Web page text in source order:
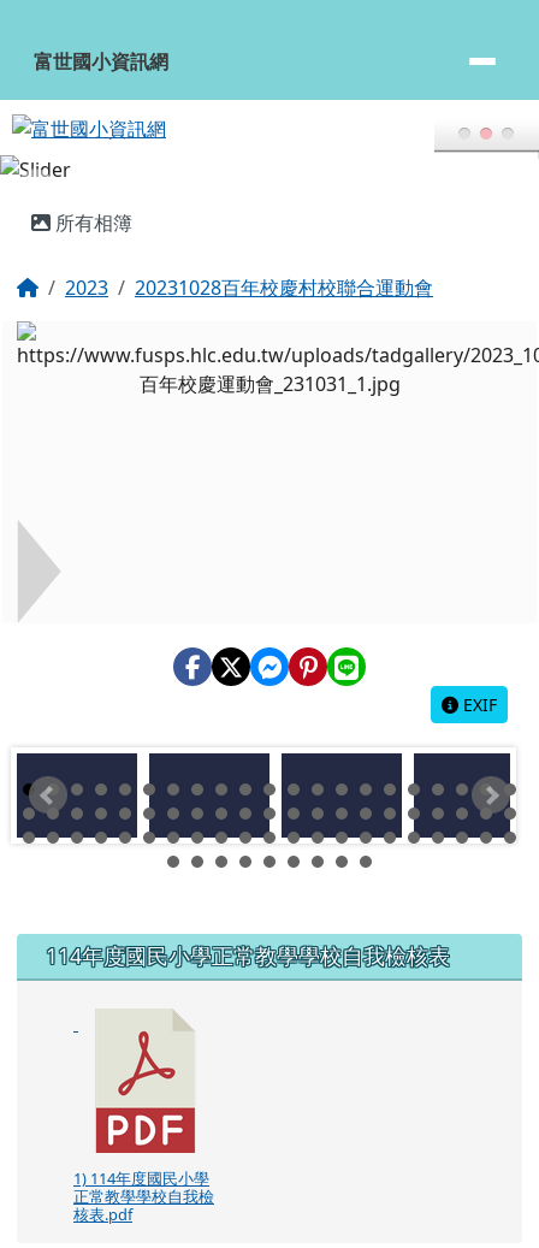
富世國小資訊網
所有相簿
回首頁
2023 20231028百年校慶村校聯合運動會
EXIF
左邊區域內容
114年度國民小學正常教學學校自我檢核表
1) 114年度國民小學
正常教學學校自我檢
核表.pdf